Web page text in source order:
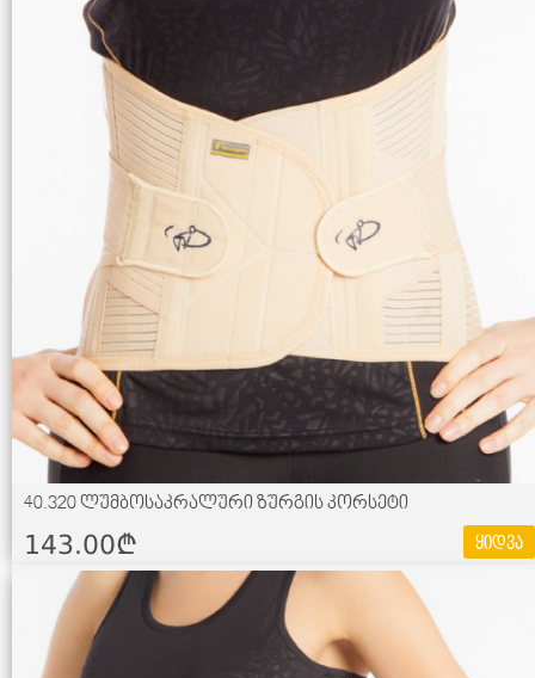
40.320 ლუმბოსაკრალური ზურგის კორსეტი
143.00¢ ყიდვა